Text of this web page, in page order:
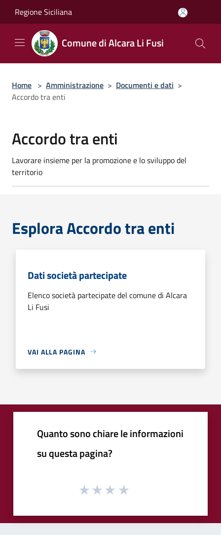
Regione Siciliana
Comune di Alcara Li Fusi
Home > Amministrazione > Documenti e dati >
Accordo tra enti
Accordo tra enti
Lavorare insieme per la promozione e lo sviluppo del
territorio
Esplora Accordo tra enti
Dati società partecipate
Elenco società partecipate del comune di Alcara
Li Fusi
VAI ALLA PAGINA
Quanto sono chiare le informazioni
su questa pagina?